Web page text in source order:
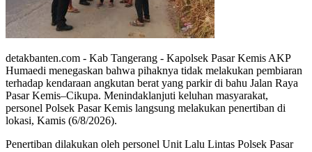
detakbanten.com - Kab Tangerang - Kapolsek Pasar Kemis AKP
Humaedi menegaskan bahwa pihaknya tidak melakukan pembiaran
terhadap kendaraan angkutan berat yang parkir di bahu Jalan Raya
Pasar Kemis–Cikupa. Menindaklanjuti keluhan masyarakat,
personel Polsek Pasar Kemis langsung melakukan penertiban di
lokasi, Kamis (6/8/2026).
Penertiban dilakukan oleh personel Unit Lalu Lintas Polsek Pasar